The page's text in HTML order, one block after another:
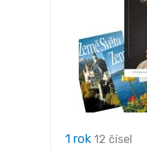
1 rok 12 čísel